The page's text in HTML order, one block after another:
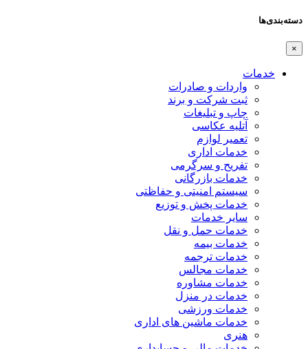
دسته‌بندی‌ها
×
خدمات
واردات و صادرات
ثبت شرکت و برند
چاپ و تبلیغات
آتلیه عکاسی
تعمیر لوازم
خدمات اداری
تفریح و سرگرمی
خدمات بازرگانی
سیستم امنیتی و حفاظتی
خدمات پخش و توزیع
سایر خدمات
خدمات حمل و نقل
خدمات بیمه
خدمات ترجمه
خدمات مجالس
خدمات مشاوره
خدمات در منزل
خدمات ورزشی
خدمات ماشین های اداری
هنری